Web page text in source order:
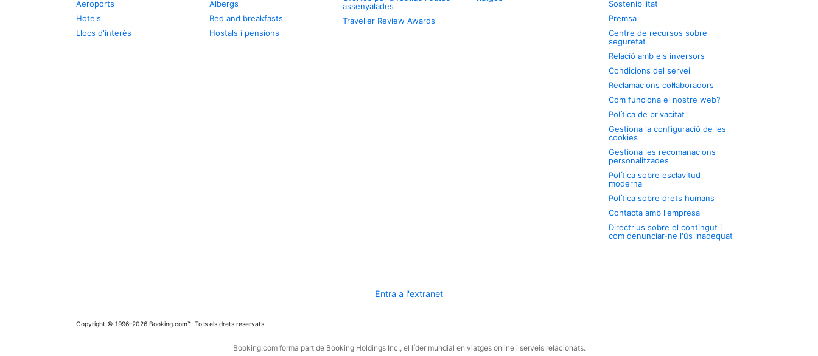
Aeroports
Hotels
Llocs d'interès
Albergs
Bed and breakfasts
Hostals i pensions
assenyalades
Traveller Review Awards
Sostenibilitat
Premsa
Centre de recursos sobre
seguretat
Relació amb els inversors
Condicions del servei
Reclamacions col·laboradors
Com funciona el nostre web?
Política de privacitat
Gestiona la configuració de les
cookies
Gestiona les recomanacions
personalitzades
Política sobre esclavitud
moderna
Política sobre drets humans
Contacta amb l'empresa
Directrius sobre el contingut i
com denunciar-ne l'ús inadequat
Entra a l'extranet
Copyright © 1996–2026 Booking.com™. Tots els drets reservats.
Booking.com forma part de Booking Holdings Inc., el líder mundial en viatges online i serveis relacionats.